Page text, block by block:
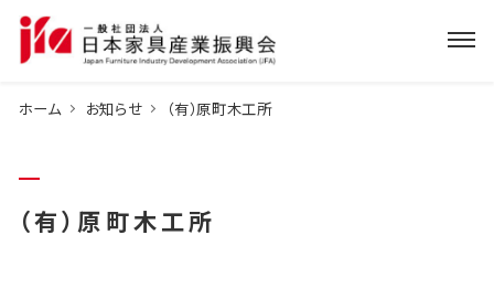
ホーム お知らせ （有）原町木工所
（有）原町木工所